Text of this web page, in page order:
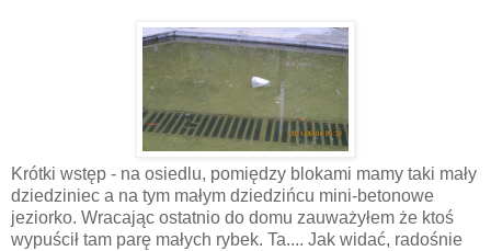
Krótki wstęp - na osiedlu, pomiędzy blokami mamy taki mały
dziedziniec a na tym małym dziedzińcu mini-betonowe
jeziorko. Wracając ostatnio do domu zauważyłem że ktoś
wypuścił tam parę małych rybek. Ta.... Jak widać, radośnie